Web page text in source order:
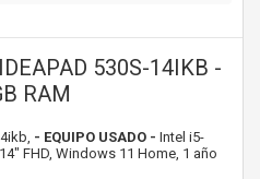
530S-14IKB -
RAM
- EQUIPO USADO - Intel i5-
FHD, Windows 11 Home, 1 año